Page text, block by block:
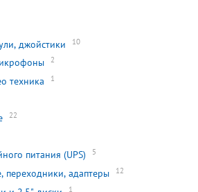
джойстики 10
2
техника 1
22
питания (UPS) 5
переходники, адаптеры 12
1